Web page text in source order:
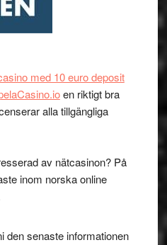
med 10 euro deposit
en riktigt bra
alla tillgängliga
av nätcasinon? På
inom norska online
den senaste informationen